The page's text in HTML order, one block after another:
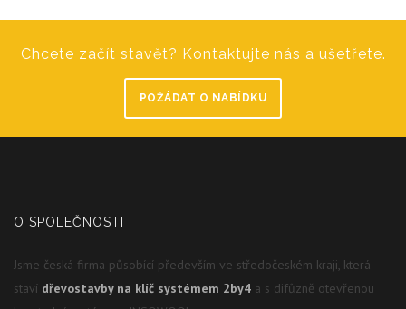
Chcete začít stavět? Kontaktujte nás a ušetřete.
POŽÁDAT O NABÍDKU
O SPOLEČNOSTI
Jsme česká firma působící především ve středočeském kraji, která
staví dřevostavby na klíč systémem 2by4 a s difůzně otevřenou